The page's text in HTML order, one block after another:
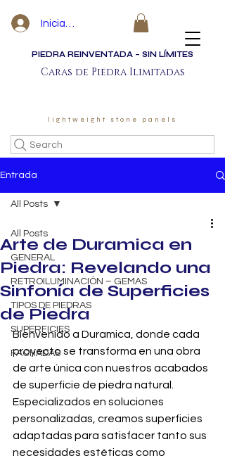
Iniciar sesión
Search
PIEDRA REINVENTADA – SIN LÍMITES
Caras de Piedra Ilimitadas
lightweight stone panels
Entrada
All Posts
GENERAL
RETROILUMINACIÓN – GEMAS
TIPOS DE PIEDRAS
SUPERFICIES
FACHADAS
All Posts
Arte de Duramica en
Piedra: Revelando una
Sinfonía de Superficies
de Piedra
Bienvenido a Duramica, donde cada
proyecto se transforma en una obra
de arte única con nuestros acabados
de superficie de piedra natural.
Especializados en soluciones
personalizadas, creamos superficies
adaptadas para satisfacer tanto sus
necesidades estéticas como